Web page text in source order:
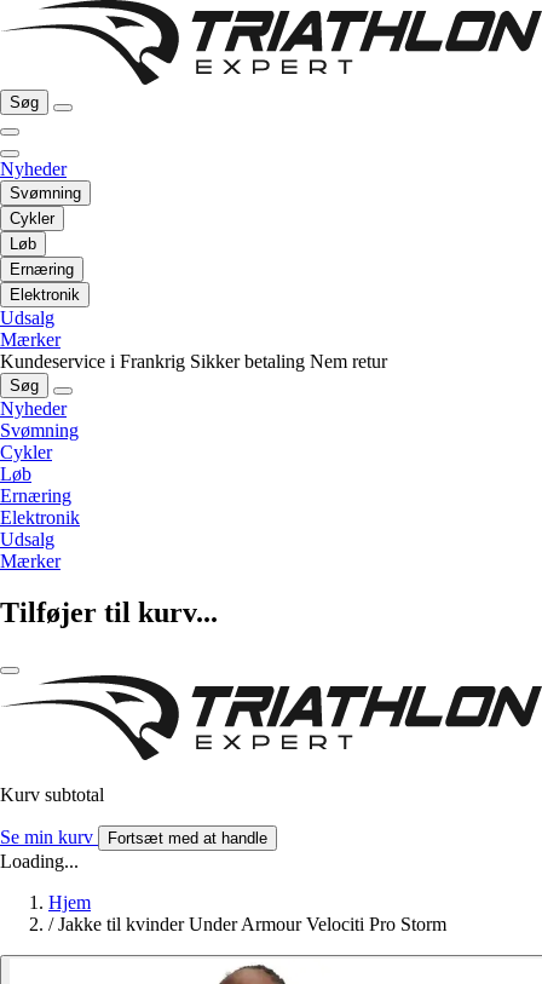
Søg
Nyheder
Svømning
Cykler
Løb
Ernæring
Elektronik
Udsalg
Mærker
Kundeservice i Frankrig Sikker betaling Nem retur
Søg
Nyheder
Svømning
Cykler
Løb
Ernæring
Elektronik
Udsalg
Mærker
Tilføjer til kurv...
Kurv subtotal
Se min kurv Fortsæt med at handle
Loading...
Hjem
/ Jakke til kvinder Under Armour Velociti Pro Storm